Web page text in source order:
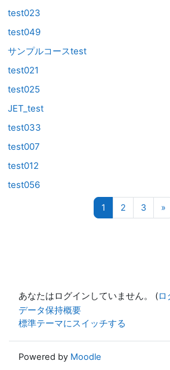
test023
test049
サンプルコースtest
test021
test025
JET_test
test033
test007
test012
test056
1 ページ 1
2 ページ 2
3ペー»
あなたはログインしていません。 (ロ
データ保持概要
標準テーマにスイッチする
Powered by Moodle